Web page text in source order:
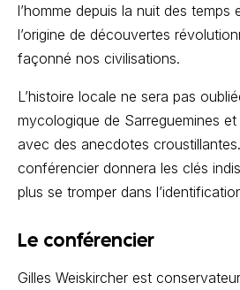
l’homme depuis la nuit des temps
l’origine de découvertes
façonné nos civilisations.
L’histoire locale ne sera pas
mycologique de Sarreguemines
avec des anecdotes
conférencier donnera les clés
plus se tromper dans
Le conférencier
Gilles Weiskircher est